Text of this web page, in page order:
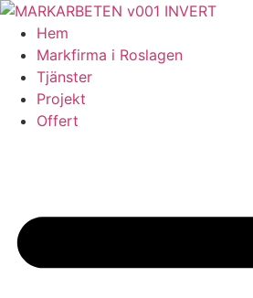
Skip
content
Hem
Markfirma i Roslagen
Tjänster
Projekt
Offert